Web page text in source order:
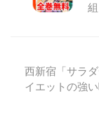
西新宿「サラ
イエットの強